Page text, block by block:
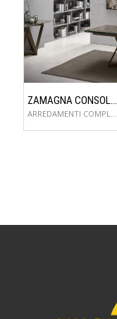
ZAMAGNA CONSOLLE FLAME
ARREDAMENTI COMPLEMENTI D'ARREDO